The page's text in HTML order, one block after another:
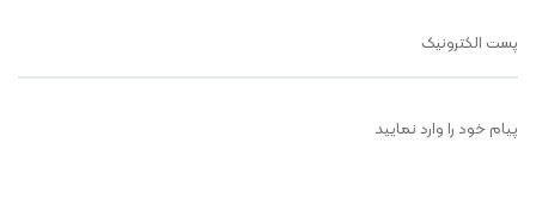
پست الکترونیک
پیام خود را وارد نمایید